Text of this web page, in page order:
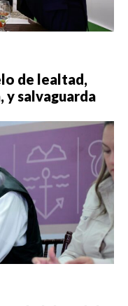
de lealtad,
y salvaguarda